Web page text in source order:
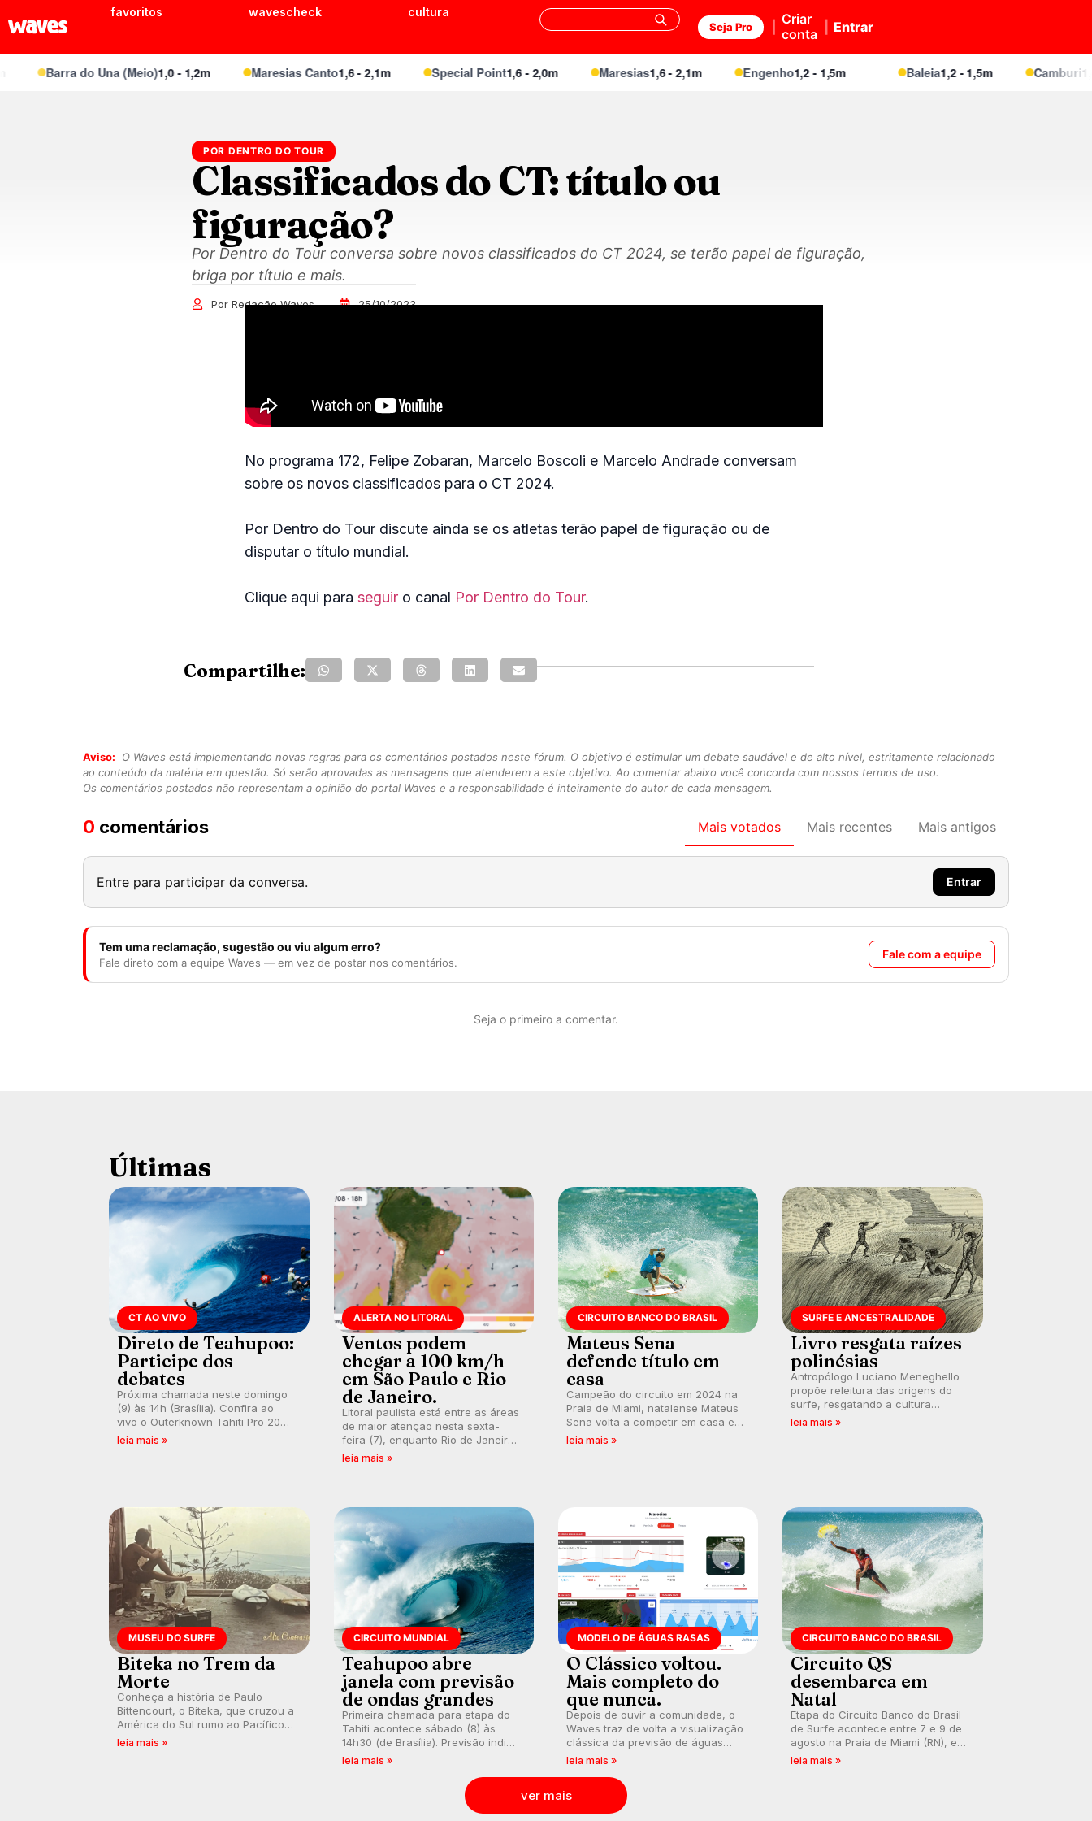
favoritos wavescheck cultura
Seja Pro
Criar
conta
Entrar
Barra do Una (Meio)1,0 - 1,2m Maresias Canto1,6 - 2,1m Special Point1,6 - 2,0m Maresias1,6 - 2,1m Engenho1,2 - 1,5m Baleia1,2 - 1,5m Camburi1,4 -
POR DENTRO DO TOUR
Classificados do CT: título ou
figuração?
Por Dentro do Tour conversa sobre novos classificados do CT 2024, se terão papel de figuração,
briga por título e mais.
Por Redação Waves 25/10/2023
No programa 172, Felipe Zobaran, Marcelo Boscoli e Marcelo Andrade conversam
sobre os novos classificados para o CT 2024.
Por Dentro do Tour discute ainda se os atletas terão papel de figuração ou de
disputar o título mundial.
Clique aqui para seguiro canal Por Dentro do Tour.
Compartilhe:
Aviso:
O Waves está implementando novas regras para os comentários postados neste fórum. O objetivo é estimular um debate saudável e de alto nível, estritamente relacionado
ao conteúdo da matéria em questão. Só serão aprovadas as mensagens que atenderem a este objetivo. Ao comentar abaixo você concorda com nossos termos de uso.
Os comentários postados não representam a opinião do portal Waves e a responsabilidade é inteiramente do autor de cada mensagem.
0 comentários Mais votados Mais recentes Mais antigos
Entre para participar da conversa. Entrar
Tem uma reclamação, sugestão ou viu algum erro?
Fale direto com a equipe Waves — em vez de postar nos comentários.
Fale com a equipe
Seja o primeiro a comentar.
Últimas
CT AO VIVO
Direto de Teahupoo:
Participe dos
debates
Próxima chamada neste domingo
(9) às 14h (Brasília). Confira ao
vivo o Outerknown Tahiti Pro 2026
e participe dos comentários e
leia mais »
ALERTA NO LITORAL
Ventos podem
chegar a 100 km/h
em São Paulo e Rio
de Janeiro.
Litoral paulista está entre as áreas
de maior atenção nesta sexta-
feira (7), enquanto Rio de Janeiro
também recebe alerta para ventos
leia mais »
CIRCUITO BANCO DO BRASIL
Mateus Sena
defende título em
casa
Campeão do circuito em 2024 na
Praia de Miami, natalense Mateus
Sena volta a competir em casa em
busca de manter a hegemonia
leia mais »
SURFE E ANCESTRALIDADE
Livro resgata raízes
polinésias
Antropólogo Luciano Meneghello
propõe releitura das origens do
surfe, resgatando a cultura
polinésia e questionando a visão
leia mais »
MUSEU DO SURFE
Biteka no Trem da
Morte
Conheça a história de Paulo
Bittencourt, o Biteka, que cruzou a
América do Sul rumo ao Pacífico
em uma jornada que se tornou um
leia mais »
CIRCUITO MUNDIAL
Teahupoo abre
janela com previsão
de ondas grandes
Primeira chamada para etapa do
Tahiti acontece sábado (8) às
14h30 (de Brasília). Previsão indica
swell consistente. Medina
divulga baterias, com Kelly Slater
leia mais »
MODELO DE ÁGUAS RASAS
O Clássico voltou.
Mais completo do
que nunca.
Depois de ouvir a comunidade, o
Waves traz de volta a visualização
clássica da previsão de águas
rasas, agora integrada à nova
ondas para até 16 dias.
leia mais »
CIRCUITO BANCO DO BRASIL
Circuito QS
desembarca em
Natal
Etapa do Circuito Banco do Brasil
de Surfe acontece entre 7 e 9 de
agosto na Praia de Miami (RN), em
disputas válidas pelo Qualifying
leia mais »
ver mais